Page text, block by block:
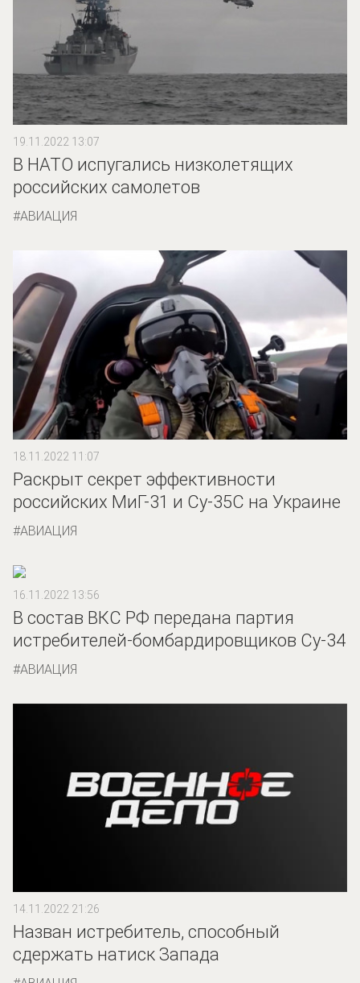
19.11.2022 13:07
В НАТО испугались низколетящих
российских самолетов
АВИАЦИЯ
18.11.2022 11:07
Раскрыт секрет эффективности
российских МиГ-31 и Су-35С на Украине
АВИАЦИЯ
16.11.2022 13:56
В состав ВКС РФ передана партия
истребителей-бомбардировщиков Су-34
АВИАЦИЯ
14.11.2022 21:26
Назван истребитель, способный
сдержать натиск Запада